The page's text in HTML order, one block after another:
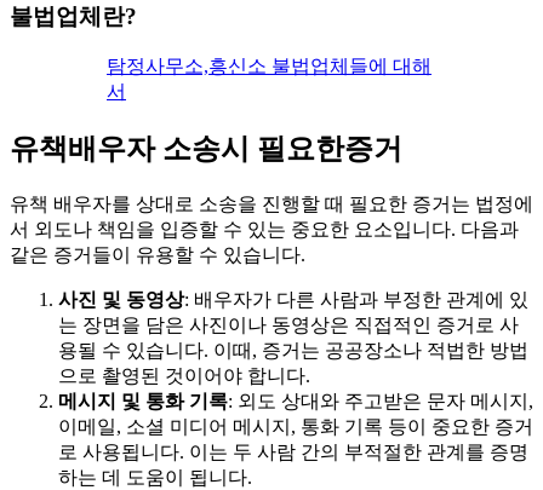
불법업체란?
탐정사무소,흥신소 불법업체들에 대해
서
유책배우자 소송시 필요한증거
유책 배우자를 상대로 소송을 진행할 때 필요한 증거는 법정에
서 외도나 책임을 입증할 수 있는 중요한 요소입니다. 다음과
같은 증거들이 유용할 수 있습니다.
사진 및 동영상: 배우자가 다른 사람과 부정한 관계에 있
는 장면을 담은 사진이나 동영상은 직접적인 증거로 사
용될 수 있습니다. 이때, 증거는 공공장소나 적법한 방법
으로 촬영된 것이어야 합니다.
메시지 및 통화 기록: 외도 상대와 주고받은 문자 메시지,
이메일, 소셜 미디어 메시지, 통화 기록 등이 중요한 증거
로 사용됩니다. 이는 두 사람 간의 부적절한 관계를 증명
하는 데 도움이 됩니다.